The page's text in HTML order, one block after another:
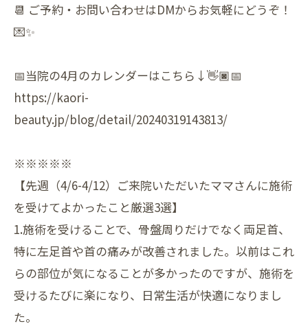
📆 ご予約・お問い合わせはDMからお気軽にどうぞ！
💌✨
📅当院の4月のカレンダーはこちら↓👋🏿📅
https://kaori-
beauty.jp/blog/detail/20240319143813/
※※※※※
【先週（4/6-4/12）ご来院いただいたママさんに施術
を受けてよかったこと厳選3選】
1.施術を受けることで、骨盤周りだけでなく両足首、
特に左足首や首の痛みが改善されました。以前はこれ
らの部位が気になることが多かったのですが、施術を
受けるたびに楽になり、日常生活が快適になりまし
た。